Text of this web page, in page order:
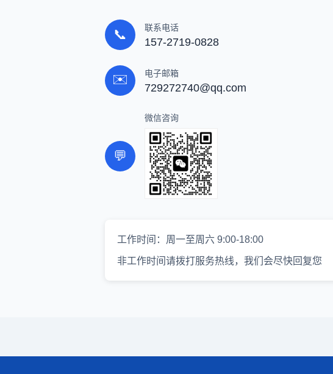
📞 联系电话
157-2719-0828
✉️ 电子邮箱
729272740@qq.com
💬
微信咨询
工作时间：周一至周六 9:00-18:00
非工作时间请拨打服务热线，我们会尽快回复您